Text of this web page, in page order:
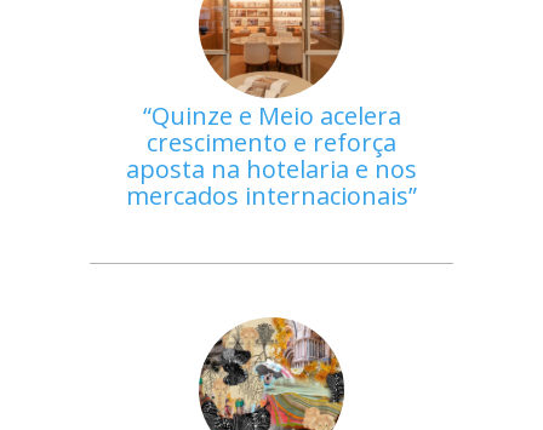
Quinze e Meio acelera
crescimento e reforça
aposta na hotelaria e nos
mercados internacionais